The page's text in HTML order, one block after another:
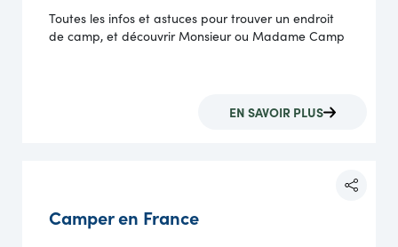
Toutes les infos et astuces pour trouver un endroit
de camp, et découvrir Monsieur ou Madame Camp
EN SAVOIR PLUS
Camper en France